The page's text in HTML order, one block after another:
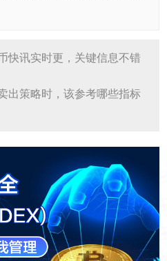
快讯实时更，关键信息不错
出策略时，该参考哪些指标